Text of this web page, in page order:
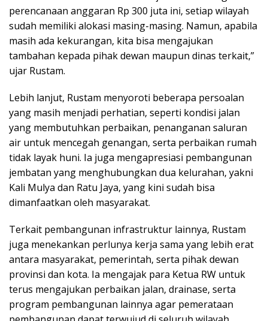
perencanaan anggaran Rp 300 juta ini, setiap wilayah
sudah memiliki alokasi masing-masing. Namun, apabila
masih ada kekurangan, kita bisa mengajukan
tambahan kepada pihak dewan maupun dinas terkait,”
ujar Rustam.
Lebih lanjut, Rustam menyoroti beberapa persoalan
yang masih menjadi perhatian, seperti kondisi jalan
yang membutuhkan perbaikan, penanganan saluran
air untuk mencegah genangan, serta perbaikan rumah
tidak layak huni. Ia juga mengapresiasi pembangunan
jembatan yang menghubungkan dua kelurahan, yakni
Kali Mulya dan Ratu Jaya, yang kini sudah bisa
dimanfaatkan oleh masyarakat.
Terkait pembangunan infrastruktur lainnya, Rustam
juga menekankan perlunya kerja sama yang lebih erat
antara masyarakat, pemerintah, serta pihak dewan
provinsi dan kota. Ia mengajak para Ketua RW untuk
terus mengajukan perbaikan jalan, drainase, serta
program pembangunan lainnya agar pemerataan